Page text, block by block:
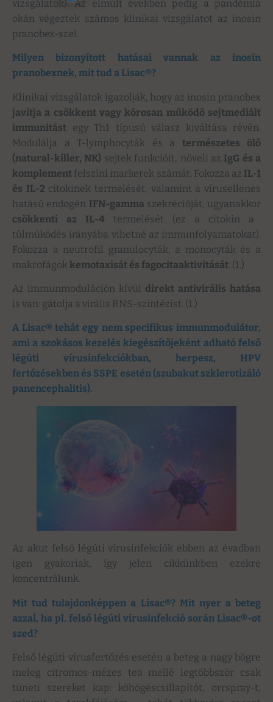
vizsgálatok). Az elmúlt években pedig a pandémia
okán végeztek számos klinikai vizsgálatot az inosin
pranobex-szel.
Milyen bizonyított hatásai vannak az inosin
pranobexnek, mit tud a Lisac®?
Klinikai vizsgálatok igazolják, hogy az inosin pranobex
javítja a csökkent vagy kórosan működő sejtmediált
immunitást egy Th1 típusú válasz kiváltása révén.
Modulálja a T-lymphocyták és a természetes ölő
(natural-killer, NK) sejtek funkcióit, növeli az IgG és a
komplement felszíni markerek számát. Fokozza az IL-1
és IL-2 citokinek termelését, valamint a vírusellenes
hatású endogén IFN-gamma szekrécióját, ugyanakkor
csökkenti az IL-4 termelését (ez a citokin a
túlműködés irányába vihetné az immunfolyamatokat).
Fokozza a neutrofil granulocyták, a monocyták és a
makrofágok kemotaxisát és fagocitaaktivitását . (1.)
Az immunmoduláción kívül direkt antivirális hatása
is van: gátolja a virális RNS-szintézist. (1.)
A Lisac® tehát egy nem specifikus immunmodulátor,
ami a szokásos kezelés kiegészítőjeként adható felső
légúti vírusinfekciókban, herpesz, HPV
fertőzésekben és SSPE esetén (szubakut szklerotizáló
panencephalitis).
Az akut felső légúti vírusinfekciók ebben az évadban
igen gyakoriak, így jelen cikkünkben ezekre
koncentrálunk.
Mit tud tulajdonképpen a Lisac®? Mit nyer a beteg
azzal, ha pl. felső légúti vírusinfekció során Lisac®-ot
szed?
Felső légúti vírusfertőzés esetén a beteg a nagy bögre
meleg citromos-mézes tea mellé legtöbbször csak
tüneti szereket kap: köhögéscsillapítót, orrspray-t,